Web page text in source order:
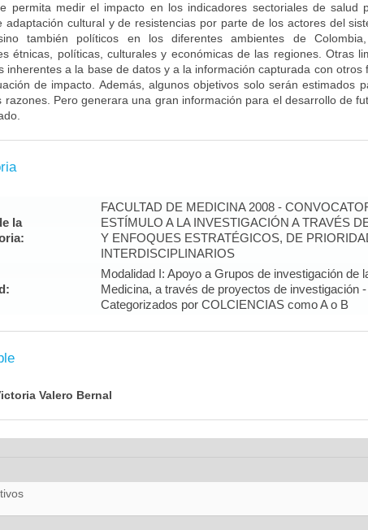
permita medir el impacto en los indicadores sectoriales de salud
adaptación cultural y de resistencias por parte de los actores del
también políticos en los diferentes ambientes de
étnicas, políticas, culturales y económicas de las regiones. Otras
inherentes a la base de datos y a la información capturada con otros
de impacto. Además, algunos objetivos solo serán estimados
razones. Pero generara una gran información para el desarrollo de
la
FACULTAD DE MEDICINA 2008 -
ESTÍMULO A LA INVESTIGACIÓN A TRAVÉS
Y ENFOQUES ESTRATÉGICOS, DE
INTERDISCIPLINARIOS
Modalidad I: Apoyo a Grupos de investigación de
Medicina, a través de proyectos de investigación
Categorizados por COLCIENCIAS como A o B
Valero Bernal